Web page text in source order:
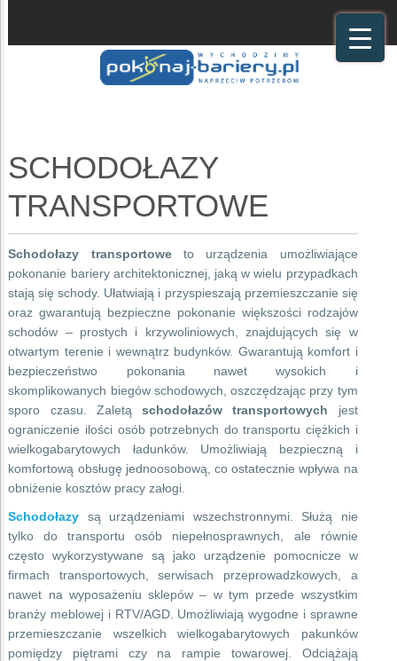
SCHODOŁAZY
TRANSPORTOWE
Schodołazy transportoweto urządzenia umożliwiające
pokonanie bariery architektonicznej, jaką w wielu przypadkach
stają się schody. Ułatwiają i przyspieszają przemieszczanie się
oraz gwarantują bezpieczne pokonanie większości rodzajów
schodów – prostych i krzywoliniowych, znajdujących się w
otwartym terenie i wewnątrz budynków. Gwarantują komfort i
bezpieczeństwo pokonania nawet wysokich i
skomplikowanych biegów schodowych, oszczędzając przy tym
sporo czasu. Zaletąschodołazów transportowych jest
ograniczenie ilości osób potrzebnych do transportu ciężkich i
wielkogabarytowych ładunków. Umożliwiają bezpieczną i
komfortową obsługę jednoosobową, co ostatecznie wpływa na
obniżenie kosztów pracy załogi.
Schodołazy są urządzeniami wszechstronnymi. Służą nie
tylko do transportu osób niepełnosprawnych, ale równie
często wykorzystywane są jako urządzenie pomocnicze w
firmach transportowych, serwisach przeprowadzkowych, a
nawet na wyposażeniu sklepów – w tym przede wszystkim
branży meblowej i RTV/AGD. Umożliwiają wygodne i sprawne
przemieszczanie wszelkich wielkogabarytowych pakunków
pomiędzy piętrami czy na rampie towarowej. Odciążają